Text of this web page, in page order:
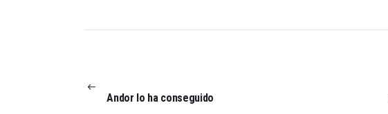
POST:
Andor lo ha conseguido